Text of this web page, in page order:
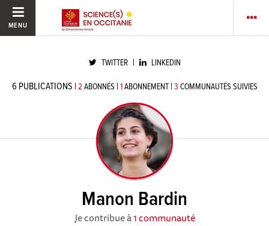
MENU
TWITTER | LINKEDIN
6 PUBLICATIONS | 2 ABONNÉS | 1ABONNEMENT | 3 COMMUNAUTÉS SUIVIES
Manon Bardin
Je contribue à1 communauté